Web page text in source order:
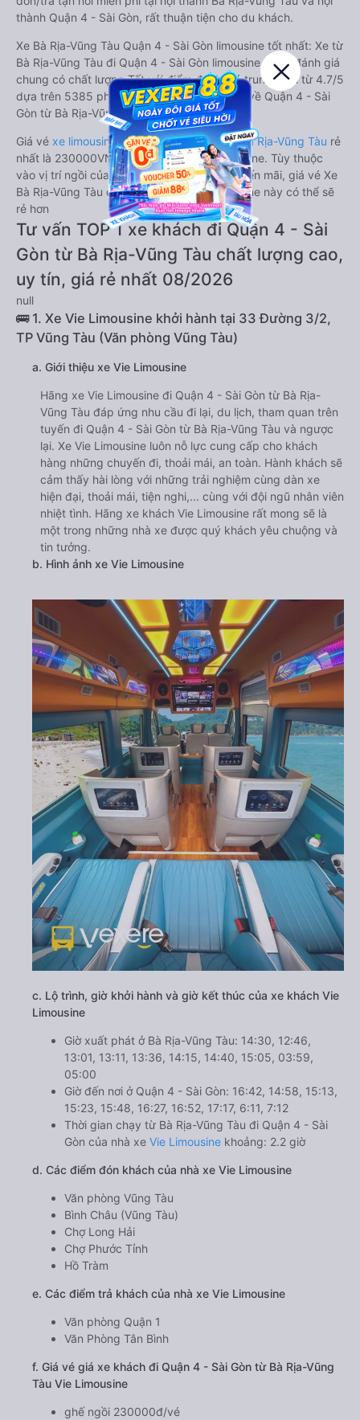
thành Quận 4 - Sài Gòn, rất thuận tiện cho du khách.
Xe Bà Rịa-Vũng Tàu Quận 4 - Sài Gòn limousine tốt nhất: Xe từ
Bà Rịa-Vũng Tàu đi Quận 4 - Sài Gòn limousine được đánh giá
chung có chất lượng Tốt với điểm đánh giá trung bình từ 4.7/5
dựa trên 5385 phản hồi của hành khách Xe về Quận 4 - Sài
Gòn từ Bà Rịa-Vũng Tàu.
Giá vé xe limousine đi Quận 4 - Sài Gòn từ Bà Rịa-Vũng Tàu rẻ
nhất là 230000VND của hãng xe Vie Limousine. Tùy thuộc
vào vị trí ngồi của bạn và chương trình khuyến mãi, giá vé Xe
Bà Rịa-Vũng Tàu đi Quận 4 - Sài Gòn limousine này có thể sẽ
rẻ hơn
Tư vấn TOP 1 xe khách đi Quận 4 - Sài
Gòn từ Bà Rịa-Vũng Tàu chất lượng cao,
uy tín, giá rẻ nhất 08/2026
null
🚌 1. Xe Vie Limousine khởi hành tại 33 Đường 3/2,
TP Vũng Tàu (Văn phòng Vũng Tàu)
a. Giới thiệu xe Vie Limousine
Hãng xe Vie Limousine đi Quận 4 - Sài Gòn từ Bà Rịa-
Vũng Tàu đáp ứng nhu cầu đi lại, du lịch, tham quan trên
tuyến đi Quận 4 - Sài Gòn từ Bà Rịa-Vũng Tàu và ngược
lại. Xe Vie Limousine luôn nỗ lực cung cấp cho khách
hàng những chuyến đi, thoải mái, an toàn. Hành khách sẽ
cảm thấy hài lòng với những trải nghiệm cùng dàn xe
hiện đại, thoải mái, tiện nghi,... cùng với đội ngũ nhân viên
nhiệt tình. Hãng xe khách Vie Limousine rất mong sẽ là
một trong những nhà xe được quý khách yêu chuộng và
tin tưởng.
b. Hình ảnh xe Vie Limousine
c. Lộ trình, giờ khởi hành và giờ kết thúc của xe khách Vie
Limousine
Giờ xuất phát ở Bà Rịa-Vũng Tàu: 14:30, 12:46,
13:01, 13:11, 13:36, 14:15, 14:40, 15:05, 03:59,
05:00
Giờ đến nơi ở Quận 4 - Sài Gòn: 16:42, 14:58, 15:13,
15:23, 15:48, 16:27, 16:52, 17:17, 6:11, 7:12
Thời gian chạy từ Bà Rịa-Vũng Tàu đi Quận 4 - Sài
Gòn của nhà xe Vie Limousine khoảng: 2.2 giờ
d. Các điểm đón khách của nhà xe Vie Limousine
Văn phòng Vũng Tàu
Bình Châu (Vũng Tàu)
Chợ Long Hải
Chợ Phước Tỉnh
Hồ Tràm
e. Các điểm trả khách của nhà xe Vie Limousine
Văn phòng Quận 1
Văn Phòng Tân Bình
f. Giá vé giá xe khách đi Quận 4 - Sài Gòn từ Bà Rịa-Vũng
Tàu Vie Limousine
ghế ngồi 230000đ/vé